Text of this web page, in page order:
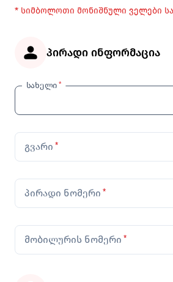
* სიმბოლოთი მონიშნული ველები
პირადი ინფორმაცია
სახელი *
გვარი *
პირადი ნომერი *
მობილურის ნომერი *